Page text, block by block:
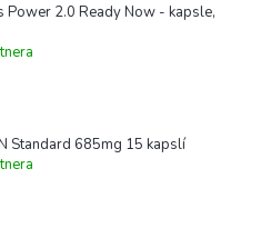
Power 2.0 Ready Now - kapsle,
Standard 685mg 15 kapslí